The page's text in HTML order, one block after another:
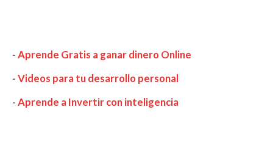
-Aprende Gratis a ganar dinero Online
-Videos para tu desarrollo personal
-Aprende a Invertir con inteligencia